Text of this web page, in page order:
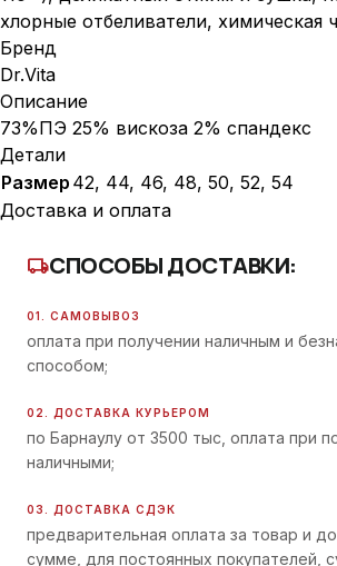
хлорные отбеливатели, химическая
Бренд
Dr.Vita
Описание
73%ПЭ 25% вискоза 2% спандекс
Детали
Размер 42, 44, 46, 48, 50, 52, 54
Доставка и оплата
local_shippingСПОСОБЫ ДОСТАВКИ:
01. САМОВЫВОЗ
оплата при получении наличным и
способом;
02. ДОСТАВКА КУРЬЕРОМ
по Барнаулу от 3500 тыс, оплата при
наличными;
03. ДОСТАВКА СДЭК
предварительная оплата за товар и
сумме, для постоянных покупателей,